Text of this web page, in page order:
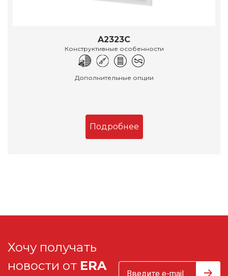
A2323C
Конструктивные особенности
Дополнительные опции
Подробнее
Хочу получать
новости от ERA